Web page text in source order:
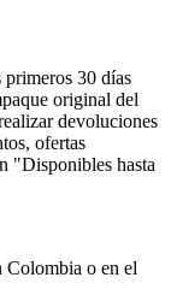
primeros 30 días
original del
devoluciones
ofertas
"Disponibles hasta
Colombia o en el